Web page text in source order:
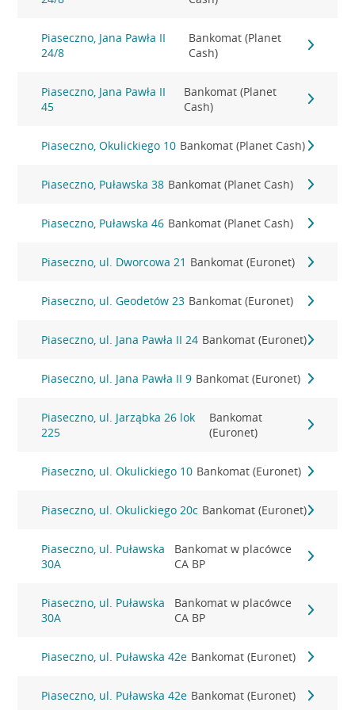
Piaseczno, Jana Pawła II
24/8
Bankomat (Planet
Cash)
Piaseczno, Jana Pawła II
45
Bankomat (Planet
Cash)
Piaseczno, Okulickiego 10 Bankomat (Planet Cash)
Piaseczno, Puławska 38 Bankomat (Planet Cash)
Piaseczno, Puławska 46 Bankomat (Planet Cash)
Piaseczno, ul. Dworcowa 21 Bankomat (Euronet)
Piaseczno, ul. Geodetów 23 Bankomat (Euronet)
Piaseczno, ul. Jana Pawła II 24 Bankomat (Euronet)
Piaseczno, ul. Jana Pawła II 9 Bankomat (Euronet)
Piaseczno, ul. Jarząbka 26 lok
225
Bankomat
(Euronet)
Piaseczno, ul. Okulickiego 10 Bankomat (Euronet)
Piaseczno, ul. Okulickiego 20c Bankomat (Euronet)
Piaseczno, ul. Puławska
30A
Bankomat w placówce
CA BP
Piaseczno, ul. Puławska
30A
Bankomat w placówce
CA BP
Piaseczno, ul. Puławska 42e Bankomat (Euronet)
Piaseczno, ul. Puławska 42e Bankomat (Euronet)